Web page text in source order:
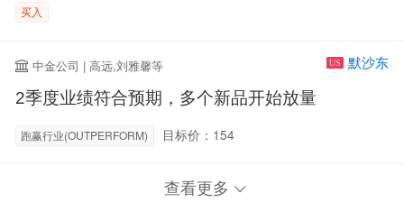
买入
中金公司 | 高远,刘雅馨等 US 默沙东
2季度业绩符合预期，多个新品开始放量
跑赢行业(OUTPERFORM) 目标价：154
查看更多